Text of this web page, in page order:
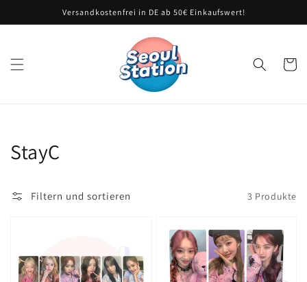
Inhalt
Versandkostenfrei in DE ab 50€ Einkaufswert!
Kategorie:
StayC
Filtern und sortieren 3 Produkte